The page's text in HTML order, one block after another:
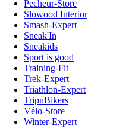
Pecheur-Store
Slowood Interior
Smash-Expert
Sneak'In
Sneakids
Sport is good
Training-Fit
Trek-Expert
Triathlon-Expert
TripnBikers
Vélo-Store
Winter-Expert